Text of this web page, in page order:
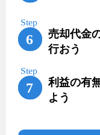
売却代金
行おう
利益の有
よう